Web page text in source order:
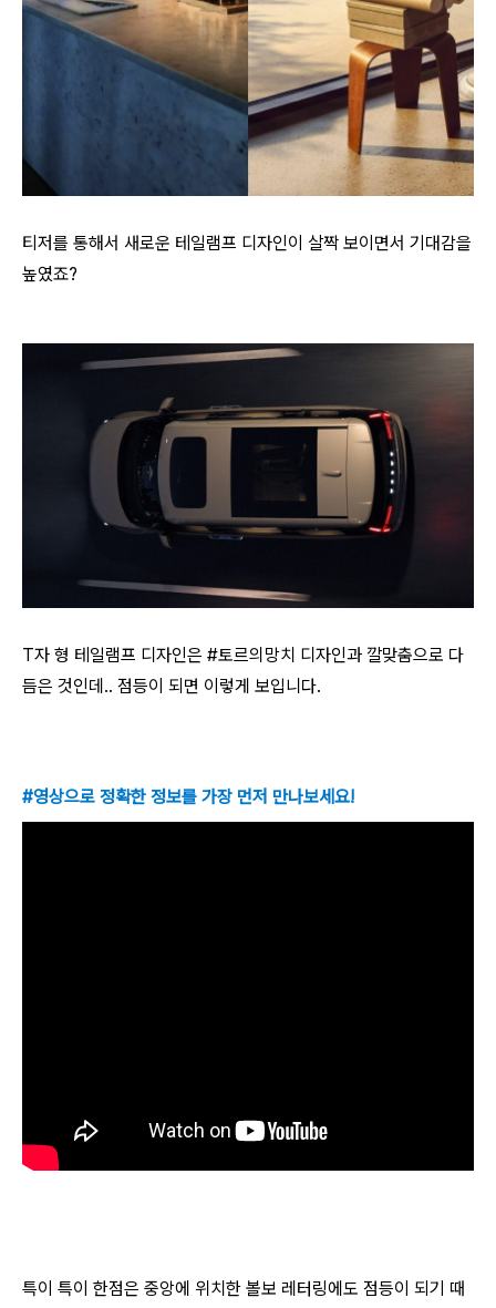
티저를 통해서 새로운 테일램프 디자인이 살짝 보이면서 기대감을
높였죠?
T자 형 테일램프 디자인은 #토르의망치 디자인과 깔맞춤으로 다
듬은 것인데.. 점등이 되면 이렇게 보입니다.
#영상으로 정확한 정보를 가장 먼저 만나보세요!
특이 특이 한점은 중앙에 위치한 볼보 레터링에도 점등이 되기 때